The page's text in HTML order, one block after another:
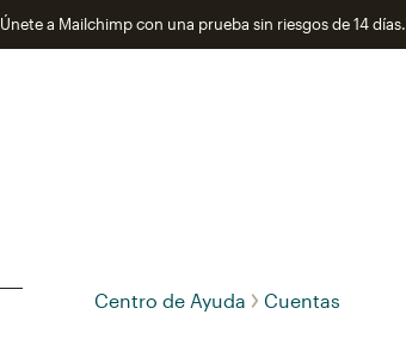
Únete a Mailchimp con una prueba sin riesgos de 14 días.
Centro de Ayuda Cuentas